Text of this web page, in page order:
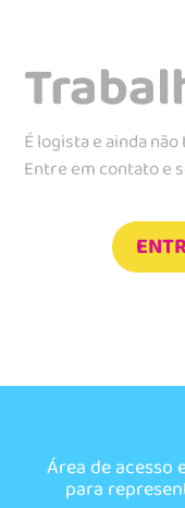
É logista e ainda
Entre em contato e
Área de acesso
para